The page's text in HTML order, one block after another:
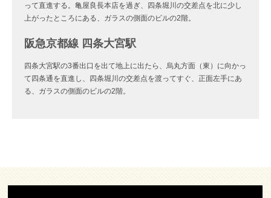
って直進する。亀屋良長本店を過ぎ、四条堀川の交差点を北に少し
上がったところにある、ガラスの側面のビルの2階。
阪急京都線 四条大宮駅
四条大宮駅の3番出口を出て地上に出たら、烏丸方面（東）に向かっ
て四条通を直進し、四条堀川の交差点を渡ってすぐ、正面左手にあ
る、ガラスの側面のビルの2階。